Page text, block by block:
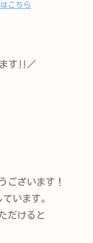
こちら
す‼︎／
ございます！
います。
だけると